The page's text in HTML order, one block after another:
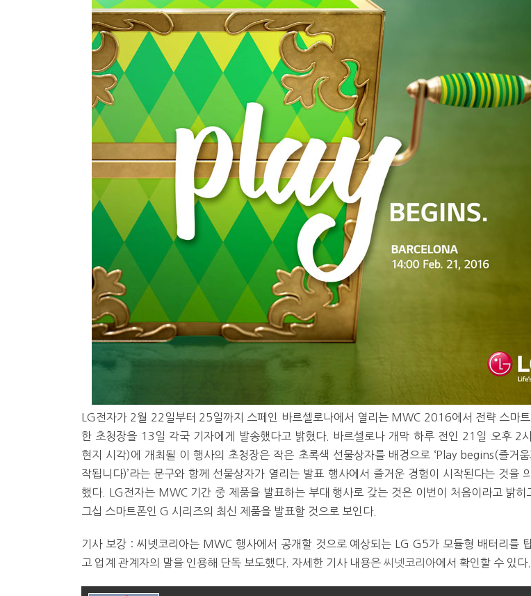
LG전자가 2월 22일부터 25일까지 스페인 바르셀로나에서 열리는 MWC 2016에서 전략 스마트
한 초청장을 13일 각국 기자에게 발송했다고 밝혔다. 바르셀로나 개막 하루 전인 21일 오후 2
현지 시각)에 개최될 이 행사의 초청장은 작은 초록색 선물상자를 배경으로 ‘Play begins(즐거움
작됩니다)’라는 문구와 함께 선물상자가 열리는 발표 행사에서 즐거운 경험이 시작된다는 것을
했다. LG전자는 MWC 기간 중 제품을 발표하는 부대 행사로 갖는 것은 이번이 처음이라고 밝히
그십 스마트폰인 G 시리즈의 최신 제품을 발표할 것으로 보인다.
기사 보강 : 씨넷코리아는 MWC 행사에서 공개할 것으로 예상되는 LG G5가 모듈형 배터리를
고 업계 관계자의 말을 인용해 단독 보도했다. 자세한 기사 내용은 씨넷코리아에서 확인할 수 있다.